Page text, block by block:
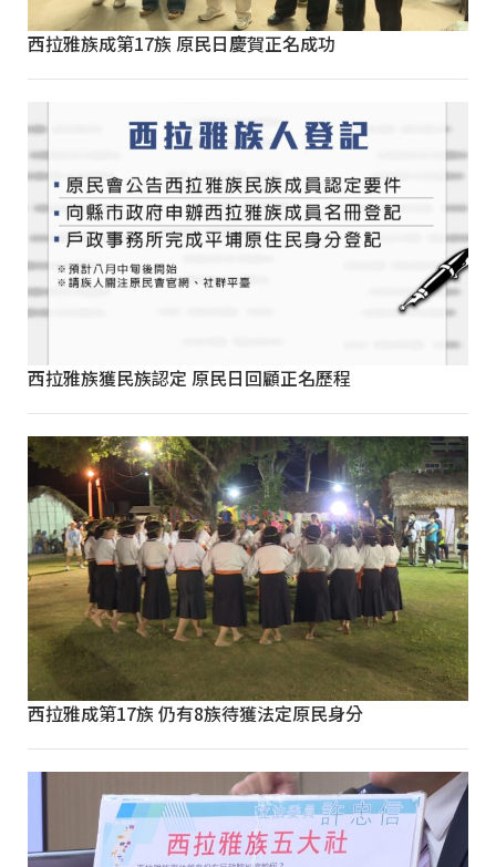
西拉雅族成第17族 原民日慶賀正名成功
西拉雅族獲民族認定 原民日回顧正名歷程
西拉雅成第17族 仍有8族待獲法定原民身分